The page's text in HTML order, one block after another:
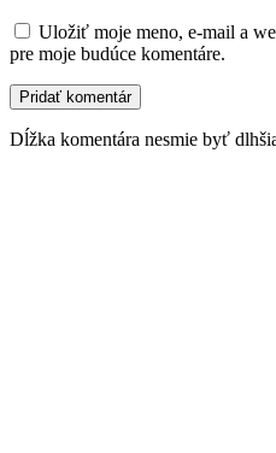
Uložiť moje meno, e-mail a
pre moje budúce komentáre.
Dĺžka komentára nesmie byť